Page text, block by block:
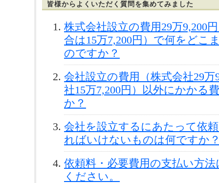
皆様からよくいただく質問を集めてみました
株式会社設立の費用29万9,200
合は15万7,200円）で何をどこ
のですか？
会社設立の費用（株式会社29万
社15万7,200円）以外にかかる
か？
会社を設立するにあたって依
ればいけないものは何ですか
依頼料・必要費用の支払い方
ください。